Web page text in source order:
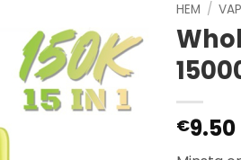
HEM /
€9.50